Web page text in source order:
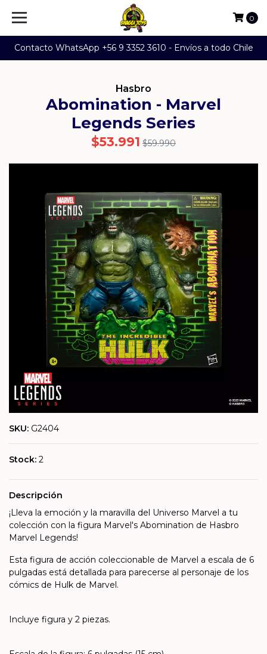
Contacto WhatsApp +56 9 3352 3610 - Envíos a todo Chile
0
Hasbro
Abomination - Marvel
Legends Series
$53.991 $59.990
SKU: G2404
Stock: 2
Descripción
¡Lleva la emoción y la maravilla del Universo Marvel a tu
colección con la figura Marvel's Abomination de Hasbro
Marvel Legends!
Esta figura de acción coleccionable de Marvel a escala de 6
pulgadas está detallada para parecerse al personaje de los
cómics de Hulk de Marvel.
Incluye figura y 2 piezas.